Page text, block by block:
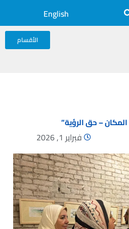
English
الأقسام
– حق الرؤية”
فبراير 1, 2026